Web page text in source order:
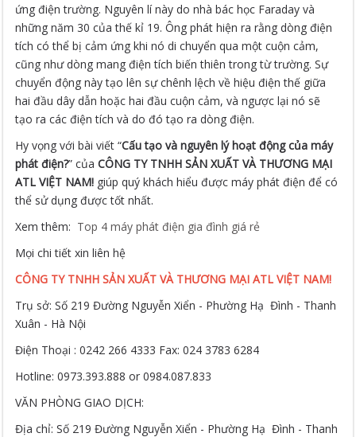
ứng điện trường. Nguyên lí này do nhà bác học Faraday và
những năm 30 của thế kỉ 19. Ông phát hiện ra rằng dòng điện
tích có thể bị cảm ứng khi nó di chuyển qua một cuộn cảm,
cũng như dòng mang điện tích biến thiên trong từ trường. Sự
chuyển động này tạo lên sự chênh lệch về hiệu điện thế giữa
hai đầu dây dẫn hoặc hai đầu cuộn cảm, và ngược lại nó sẽ
tạo ra các điện tích và do đó tạo ra dòng điện.
Hy vọng với bài viết “Cấu tạo và nguyên lý hoạt động của máy
phát điện?” củaCÔNG TY TNHH SẢN XUẤT VÀ THƯƠNG MẠI
ATL VIỆT NAM! giúp quý khách hiểu được máy phát điện để có
thể sử dụng được tốt nhất.
Xem thêm: Top 4 máy phát điện gia đình giá rẻ
Mọi chi tiết xin liên hệ
CÔNG TY TNHH SẢN XUẤT VÀ THƯƠNG MẠI ATL VIỆT NAM!
Trụ sở: Số 219 Đường Nguyễn Xiển - Phường Hạ Đình - Thanh
Xuân - Hà Nội
Điện Thoại : 0242 266 4333 Fax: 024 3783 6284
Hotline: 0973.393.888 or 0984.087.833
VĂN PHÒNG GIAO DỊCH:
Địa chỉ: Số 219 Đường Nguyễn Xiển - Phường Hạ Đình - Thanh